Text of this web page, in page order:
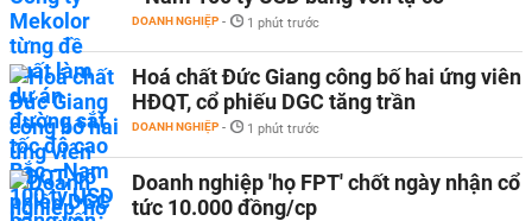
DOANH NGHIỆP - 1 phút trước
Hoá chất Đức Giang công bố hai ứng viên
HĐQT, cổ phiếu DGC tăng trần
DOANH NGHIỆP - 1 phút trước
Doanh nghiệp 'họ FPT' chốt ngày nhận cổ
tức 10.000 đồng/cp